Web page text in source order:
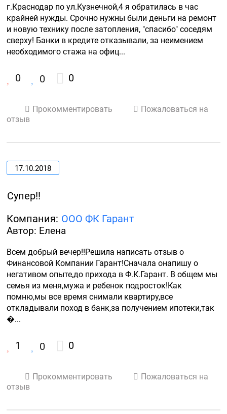
г.Краснодар по ул.Кузнечной,4 я обратилась в час
крайней нужды. Срочно нужны были деньги на ремонт
и новую технику после затопления, "спасибо" соседям
сверху! Банки в кредите отказывали, за неимением
необходимого стажа на офиц...
0 0 0
Прокомментировать
Пожаловаться на
отзыв
17.10.2018
Супер!!
Компания: ООО ФК Гарант
Автор: Елена
Всем добрый вечер!!Решила написать отзыв о
Финансовой Компании Гарант!Сначала онапишу о
негативом опыте,до прихода в Ф.К.Гарант. В общем мы
семья из меня,мужа и ребенок подросток!Как
помню,мы все время снимали квартиру,все
откладывали поход в банк,за получением ипотеки,так
�...
1 0 0
Прокомментировать
Пожаловаться на
отзыв